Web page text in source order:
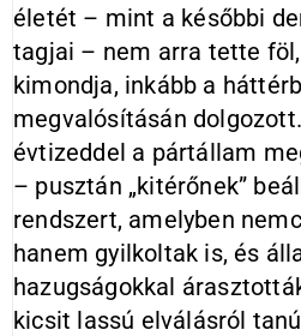
életét – mint a későbbi
tagjai – nem arra tette
kimondja, inkább a
megvalósításán
évtizeddel a pártállam
– pusztán „kitérőnek”
rendszert, amelyben
hanem gyilkoltak is, és
hazugságokkal
kicsit lassú elválásról